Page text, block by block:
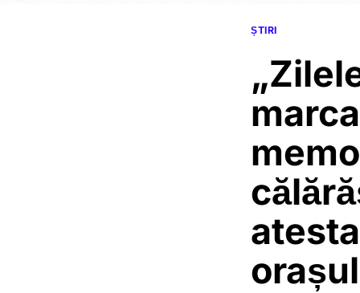
ȘTIRI